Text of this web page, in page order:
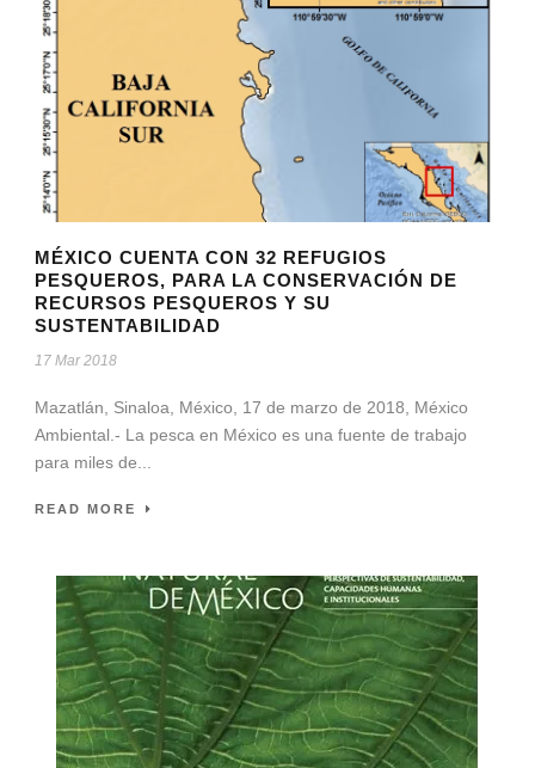
MÉXICO CUENTA CON 32 REFUGIOS
PESQUEROS, PARA LA CONSERVACIÓN DE
RECURSOS PESQUEROS Y SU
SUSTENTABILIDAD
17 Mar 2018
Mazatlán, Sinaloa, México, 17 de marzo de 2018, México
Ambiental.- La pesca en México es una fuente de trabajo
para miles de...
READ MORE